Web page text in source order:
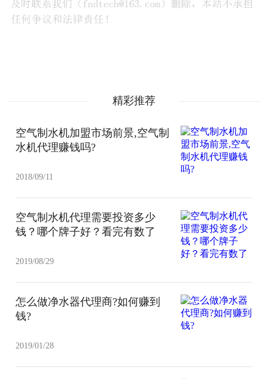
精彩推荐
空气制水机加盟市场前景,空气制
水机代理赚钱吗?
2018/09/11
空气制水机代理需要投资多少
钱？哪个牌子好？看完有数了
2019/08/29
怎么做净水器代理商?如何赚到
钱?
2019/01/28